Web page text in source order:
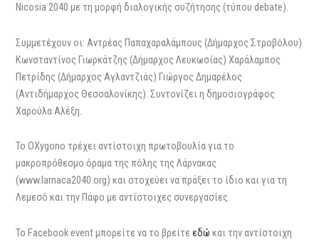
Nicosia 2040 με τη μορφή διαλογικής συζήτησης (τύπου debate).
Συμμετέχουν οι: Αντρέας Παπαχαραλάμπους (Δήμαρχος Στροβόλου)
Κωνσταντίνος Γιωρκάτζης (Δήμαρχος Λευκωσίας) Χαράλαμπος
Πετρίδης (Δήμαρχος Αγλαντζιάς) Γιώργος Δημαρέλος
(Aντιδήμαρχος Θεσσαλονίκης). Συντονίζει η δημοσιογράφος
Χαρούλα Αλέξη.
Το OXygono τρέχει αντίστοιχη πρωτοβουλία για το
μακροπρόθεσμο όραμα της πόλης της Λάρνακας
(www.larnaca2040.org) και στοχεύει να πράξει το ίδιο και για τη
Λεμεσό και την Πάφο με αντίστοιχες συνεργασίες.
Το Facebook event μπορείτε να το βρείτεεδώ και την αντίστοιχη